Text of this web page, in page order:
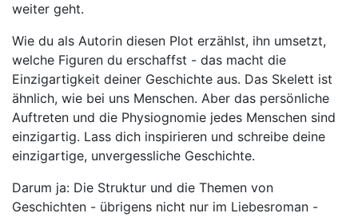
weiter geht.
Wie du als Autorin diesen Plot erzählst, ihn umsetzt,
welche Figuren du erschaffst - das macht die
Einzigartigkeit deiner Geschichte aus. Das Skelett ist
ähnlich, wie bei uns Menschen. Aber das persönliche
Auftreten und die Physiognomie jedes Menschen sind
einzigartig. Lass dich inspirieren und schreibe deine
einzigartige, unvergessliche Geschichte.
Darum ja: Die Struktur und die Themen von
Geschichten - übrigens nicht nur im Liebesroman -